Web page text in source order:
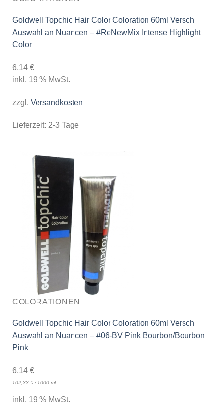
Goldwell Topchic Hair Color Coloration 60ml Versch
Auswahl an Nuancen – #ReNewMix Intense Highlight
Color
6,14 €
inkl. 19 % MwSt.
zzgl. Versandkosten
Lieferzeit: 2-3 Tage
COLORATIONEN
Goldwell Topchic Hair Color Coloration 60ml Versch
Auswahl an Nuancen – #06-BV Pink Bourbon/Bourbon
Pink
6,14 €
102,33 €/ 1000 ml
inkl. 19 % MwSt.